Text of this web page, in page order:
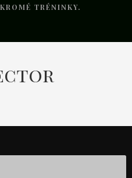
TRÉNINKY.